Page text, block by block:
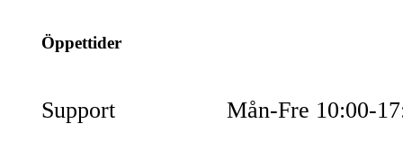
Öppettider
Support Mån-Fre 10:00-